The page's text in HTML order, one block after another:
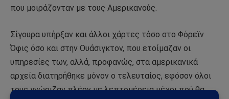
που μοιράζονταν με τους Αμερικανούς.
Σίγουρα υπήρξαν και άλλοι χάρτες τόσο στο Φόρεϊν
Όφις όσο και στην Ουάσιγκτον, που ετοίμαζαν οι
υπηρεσίες των, αλλά, προφανώς, στα αμερικανικά
αρχεία διατηρήθηκε μόνον ο τελευταίος, εφόσον όλοι
τους γνώριζαν πλέον με λεπτομέρεια μέχρι πού θα